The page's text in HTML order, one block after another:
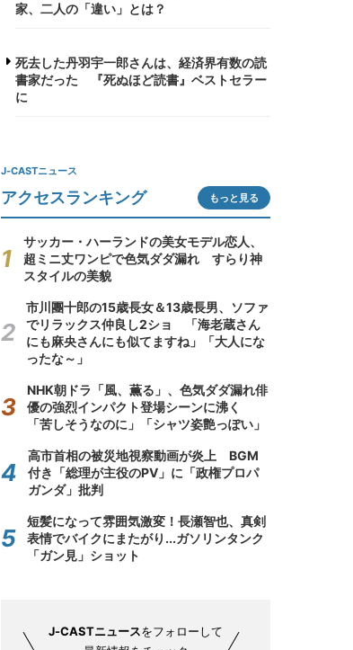
家、二人の「違い」とは？
死去した丹羽宇一郎さんは、経済界有数の読
書家だった 『死ぬほど読書』ベストセラー
に
J-CASTニュース
アクセスランキング もっと見る
サッカー・ハーランドの美女モデル恋人、
超ミニ丈ワンピで色気ダダ漏れ すらり神
スタイルの美貌
市川團十郎の15歳長女＆13歳長男、ソファ
でリラックス仲良し2ショ 「海老蔵さん
にも麻央さんにも似てますね」「大人にな
ったな～」
NHK朝ドラ「風、薫る」、色気ダダ漏れ俳
優の強烈インパクト登場シーンに沸く
「苦しそうなのに」「シャツ姿艶っぽい」
高市首相の被災地視察動画が炎上 BGM
付き「総理が主役のPV」に「政権プロパ
ガンダ」批判
短髪になって雰囲気激変！長瀬智也、真剣
表情でバイクにまたがり...ガソリンタンク
「ガン見」ショット
J-CASTニュースをフォローして